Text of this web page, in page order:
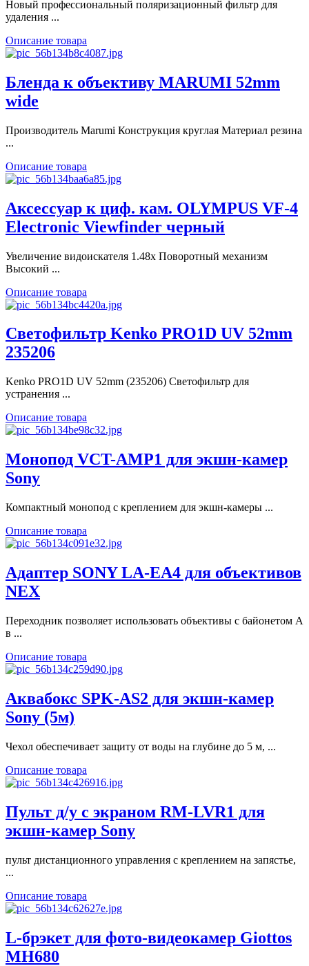
Новый профессиональный поляризационный фильтр для
удаления ...
Описание товара
Бленда к объективу MARUMI 52mm
wide
Производитель Marumi Конструкция круглая Материал резина
...
Описание товара
Аксессуар к циф. кам. OLYMPUS VF-4
Electronic Viewfinder черный
Увеличение видоискателя 1.48х Поворотный механизм
Высокий ...
Описание товара
Светофильтр Kenko PRO1D UV 52mm
235206
Kenko PRO1D UV 52mm (235206) Светофильтр для
устранения ...
Описание товара
Монопод VCT-AMP1 для экшн-камер
Sony
Компактный монопод с креплением для экшн-камеры ...
Описание товара
Адаптер SONY LA-EA4 для объективов
NEX
Переходник позволяет использовать объективы с байонетом A
в ...
Описание товара
Аквабокс SPK-AS2 для экшн-камер
Sony (5м)
Чехол обеспечивает защиту от воды на глубине до 5 м, ...
Описание товара
Пульт д/у с экраном RM-LVR1 для
экшн-камер Sony
пульт дистанционного управления с креплением на запястье,
...
Описание товара
L-брэкет для фото-видеокамер Giottos
MH680